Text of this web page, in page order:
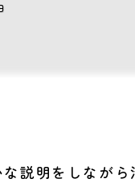
な説明をしなが